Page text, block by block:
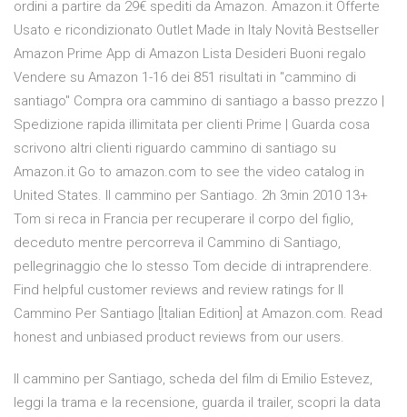
ordini a partire da 29€ spediti da Amazon. Amazon.it Offerte
Usato e ricondizionato Outlet Made in Italy Novità Bestseller
Amazon Prime App di Amazon Lista Desideri Buoni regalo
Vendere su Amazon 1-16 dei 851 risultati in "cammino di
santiago" Compra ora cammino di santiago a basso prezzo |
Spedizione rapida illimitata per clienti Prime | Guarda cosa
scrivono altri clienti riguardo cammino di santiago su
Amazon.it Go to amazon.com to see the video catalog in
United States. Il cammino per Santiago. 2h 3min 2010 13+
Tom si reca in Francia per recuperare il corpo del figlio,
deceduto mentre percorreva il Cammino di Santiago,
pellegrinaggio che lo stesso Tom decide di intraprendere.
Find helpful customer reviews and review ratings for Il
Cammino Per Santiago [Italian Edition] at Amazon.com. Read
honest and unbiased product reviews from our users.
Il cammino per Santiago, scheda del film di Emilio Estevez,
leggi la trama e la recensione, guarda il trailer, scopri la data